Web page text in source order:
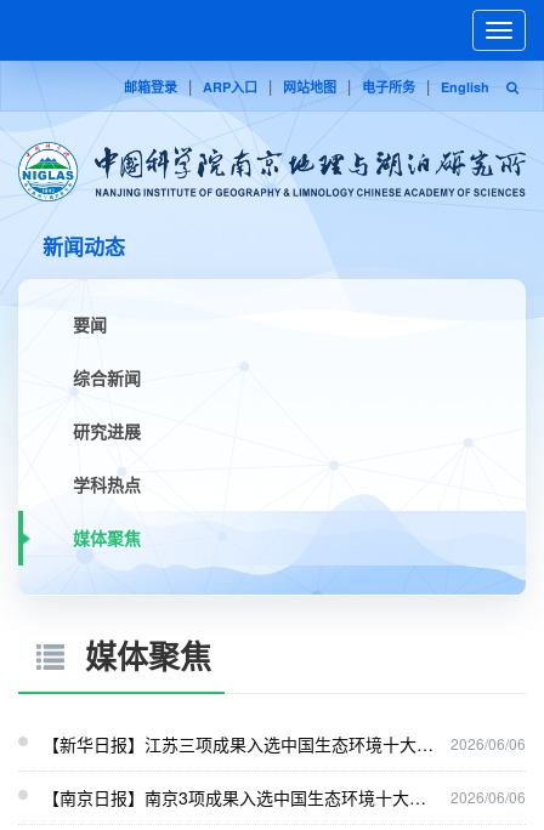
邮箱登录 | ARP入口 | 网站地图 | 电子所务 | English
Toggle
新闻动态
要闻
综合新闻
研究进展
学科热点
媒体聚焦
媒体聚焦
2026/06/06
【新华日报】江苏三项成果入选中国生态环境十大科技进展
2026/06/06
【南京日报】 南京3项成果入选中国生态环境十大科技进展